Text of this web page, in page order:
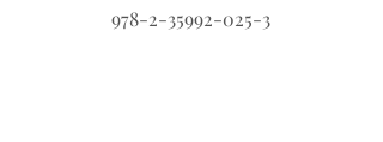
978-2-35992-025-3